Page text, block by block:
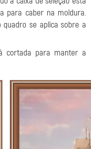
para caber na moldura.
quadro se aplica sobre a
cortada para manter a